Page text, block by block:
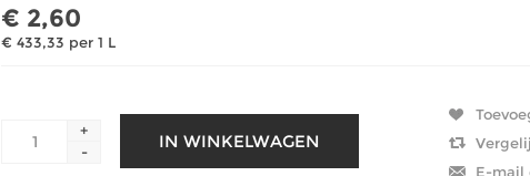
€ 2,60
€ 433,33 per 1 L
+
-